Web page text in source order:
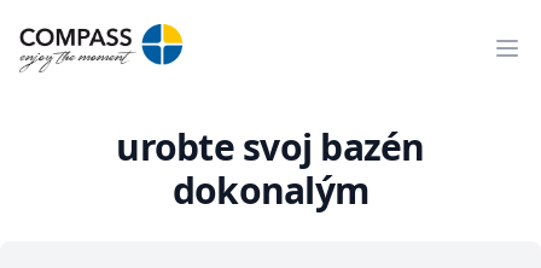
urobte svoj bazén
dokonalým